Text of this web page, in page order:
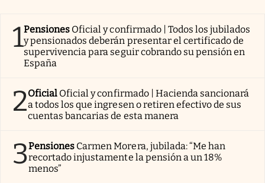
1Pensiones Oficial y confirmado | Todos los jubilados
y pensionados deberán presentar el certificado de
supervivencia para seguir cobrando su pensión en
España
2Oficial Oficial y confirmado | Hacienda sancionará
a todos los que ingresen o retiren efectivo de sus
cuentas bancarias de esta manera
3Pensiones Carmen Morera, jubilada: “Me han
recortado injustamente la pensión a un 18%
menos”